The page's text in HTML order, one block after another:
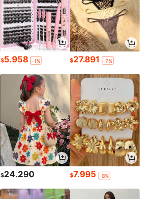
$5.958 -1% $27.891 -7%
$24.290 $7.995 -8%